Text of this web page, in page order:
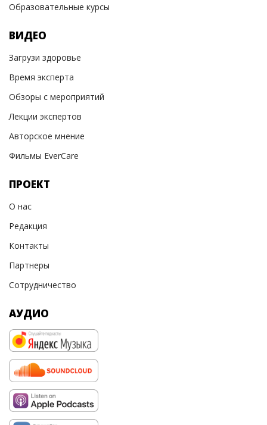
Образовательные курсы
ВИДЕО
Загрузи здоровье
Время эксперта
Обзоры с мероприятий
Лекции экспертов
Авторское мнение
Фильмы EverCare
ПРОЕКТ
О нас
Редакция
Контакты
Партнеры
Сотрудничество
АУДИО